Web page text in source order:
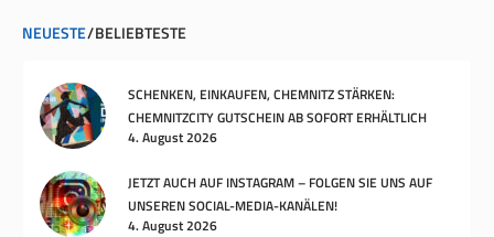
NEUESTE BELIEBTESTE
SCHENKEN, EINKAUFEN, CHEMNITZ STÄRKEN:
CHEMNITZCITY GUTSCHEIN AB SOFORT ERHÄLTLICH
4. August 2026
JETZT AUCH AUF INSTAGRAM – FOLGEN SIE UNS AUF
UNSEREN SOCIAL-MEDIA-KANÄLEN!
4. August 2026